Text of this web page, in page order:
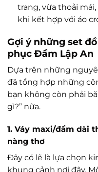
trang, vừa thoải mái,
khi kết hợp với áo
Gợi ý những set
phục Đầm Lập An
Dựa trên những
đã tổng hợp những
bạn không còn phải
gì?” nữa.
1. Váy maxi/đầm dài
nàng thơ
Đây có lẽ là lựa chọn
khung cảnh nơi đây.